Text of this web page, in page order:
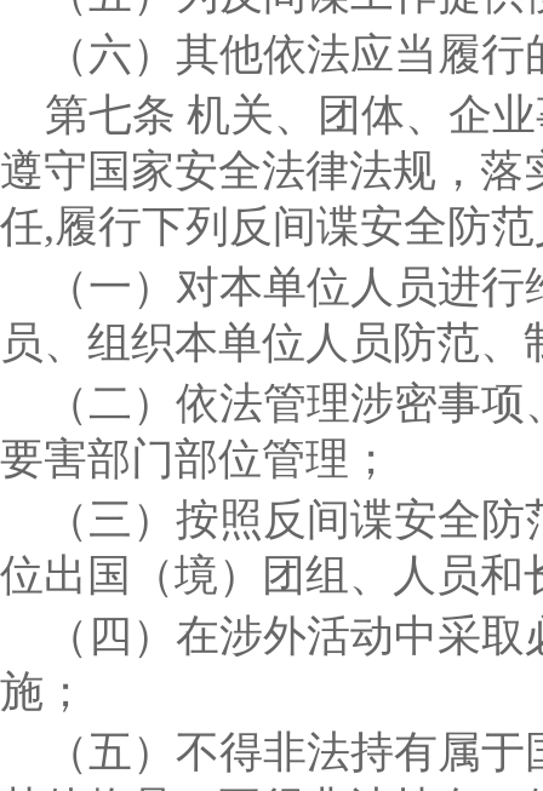
（六）其他依法应当履
第七条 机关、团体、企
遵守国家安全法律法规，
任,履行下列反间谍安全防
（一）对本单位人员进
员、组织本单位人员防范、
（二）依法管理涉密事
要害部门部位管理；
（三）按照反间谍安全
位出国（境）团组、人员和
（四）在涉外活动中采
施；
（五）不得非法持有属